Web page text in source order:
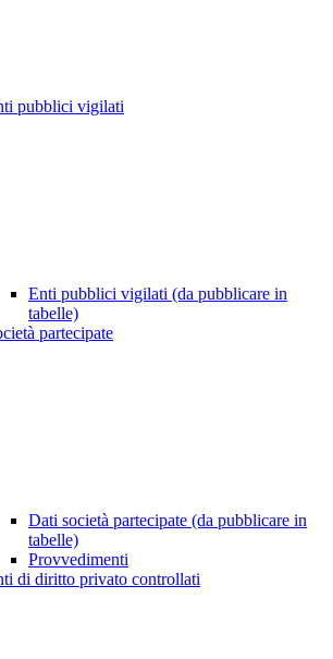
pubblici vigilati
Enti pubblici vigilati (da pubblicare in
tabelle)
partecipate
Dati società partecipate (da pubblicare in
tabelle)
Provvedimenti
di diritto privato controllati